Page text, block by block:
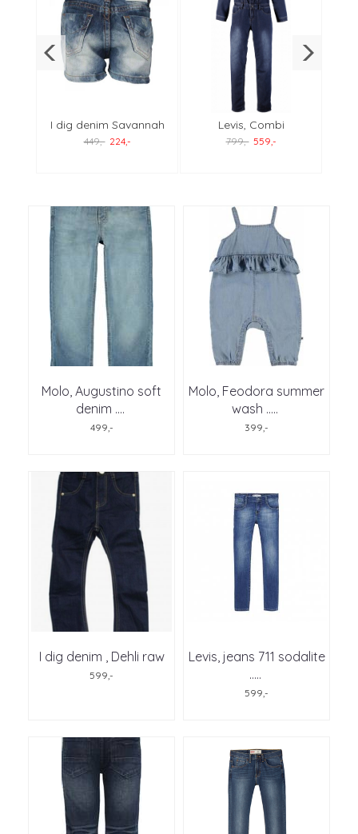
I dig denim Savannah
449,- 224,-
Levis, Combi
denimdress
799,- 559,-
Molo, Augustino soft
denim ....
499,-
Molo, Feodora summer
wash .....
399,-
I dig denim , Dehli raw
599,-
Levis, jeans 711 sodalite
.....
599,-